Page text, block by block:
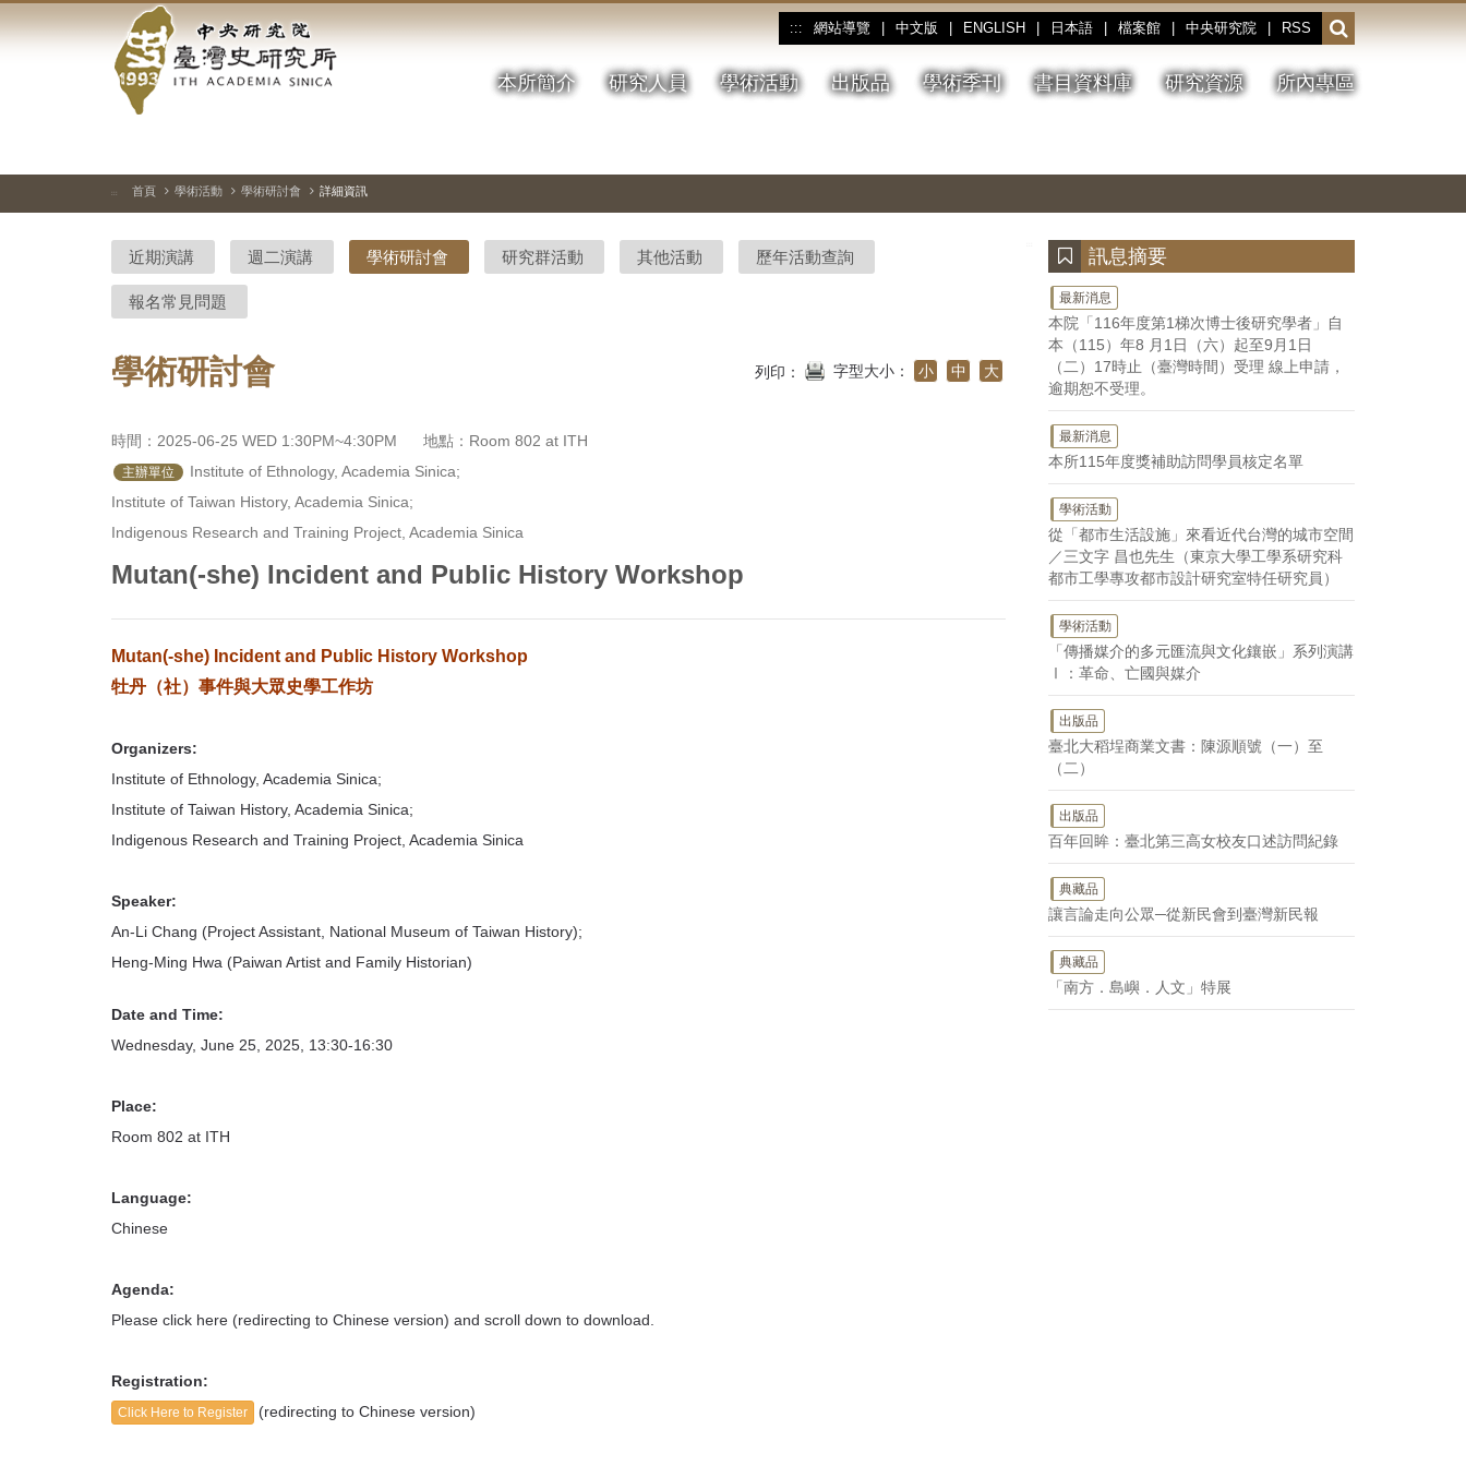
到
中
央
研
院-
臺
灣
史
研
所-
首
頁
::: 網站導覽 中文版 ENGLISH 日本語 檔案館 中央研究院 RSS
開
啟
或
收
本所簡介 研究人員 學術活動 出版品 學術季刊 書目資料庫 研究資源 所內專區
停、
圖
圖
結
::: 首頁 學術活動 學術研討會 詳細資訊
近期演講 週二演講 學術研討會 研究群活動 其他活動 歷年活動查詢
報名常見問題
學術研討會 列印： 字型大小： 小 中 大
時間：2025-06-25 WED 1:30PM~4:30PM 地點：Room 802 at ITH
主辦單位
Institute of Ethnology, Academia Sinica;
Institute of Taiwan History, Academia Sinica;
Indigenous Research and Training Project, Academia Sinica
Mutan(-she) Incident and Public History Workshop
Mutan(-she) Incident and Public History Workshop
牡丹（社）事件與大眾史學工作坊
Organizers:
Institute of Ethnology, Academia Sinica;
Institute of Taiwan History, Academia Sinica;
Indigenous Research and Training Project, Academia Sinica
Speaker:
An-Li Chang (Project Assistant, National Museum of Taiwan History);
Heng-Ming Hwa (Paiwan Artist and Family Historian)
Date and Time:
Wednesday, June 25, 2025, 13:30-16:30
Place:
Room 802 at ITH
Language:
Chinese
Agenda:
Please click here (redirecting to Chinese version) and scroll down to download.
Registration:
Click Here to Register (redirecting to Chinese version)
訊息摘要
最新消息
本院「116年度第1梯次博士後研究學者」自
本（115）年8 月1日（六）起至9月1日
（二）17時止（臺灣時間）受理 線上申請，
逾期恕不受理。
最新消息
本所115年度獎補助訪問學員核定名單
學術活動
從「都市生活設施」來看近代台灣的城市空間
／三文字 昌也先生（東京大學工學系研究科
都市工學專攻都市設計研究室特任研究員）
學術活動
「傳播媒介的多元匯流與文化鑲嵌」系列演講
Ⅰ：革命、亡國與媒介
出版品
臺北大稻埕商業文書：陳源順號（一）至
（二）
出版品
百年回眸：臺北第三高女校友口述訪問紀錄
典藏品
讓言論走向公眾─從新民會到臺灣新民報
典藏品
「南方．島嶼．人文」特展